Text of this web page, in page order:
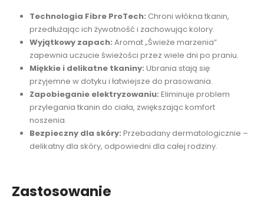
Technologia Fibre ProTech: Chroni włókna tkanin,
przedłużając ich żywotność i zachowując kolory.
Wyjątkowy zapach: Aromat „Świeże marzenia”
zapewnia uczucie świeżości przez wiele dni po praniu.
Miękkie i delikatne tkaniny: Ubrania stają się
przyjemne w dotyku i łatwiejsze do prasowania.
Zapobieganie elektryzowaniu: Eliminuje problem
przylegania tkanin do ciała, zwiększając komfort
noszenia.
Bezpieczny dla skóry: Przebadany dermatologicznie –
delikatny dla skóry, odpowiedni dla całej rodziny.
Zastosowanie